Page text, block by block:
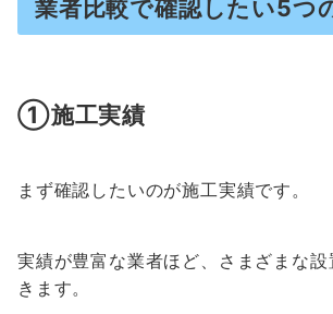
業者比較で確認したい5つ
①施工実績
まず確認したいのが施工実績です。
実績が豊富な業者ほど、さまざまな
きます。